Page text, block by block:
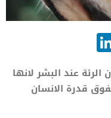
عند البشر لانها
قدرة الانسان